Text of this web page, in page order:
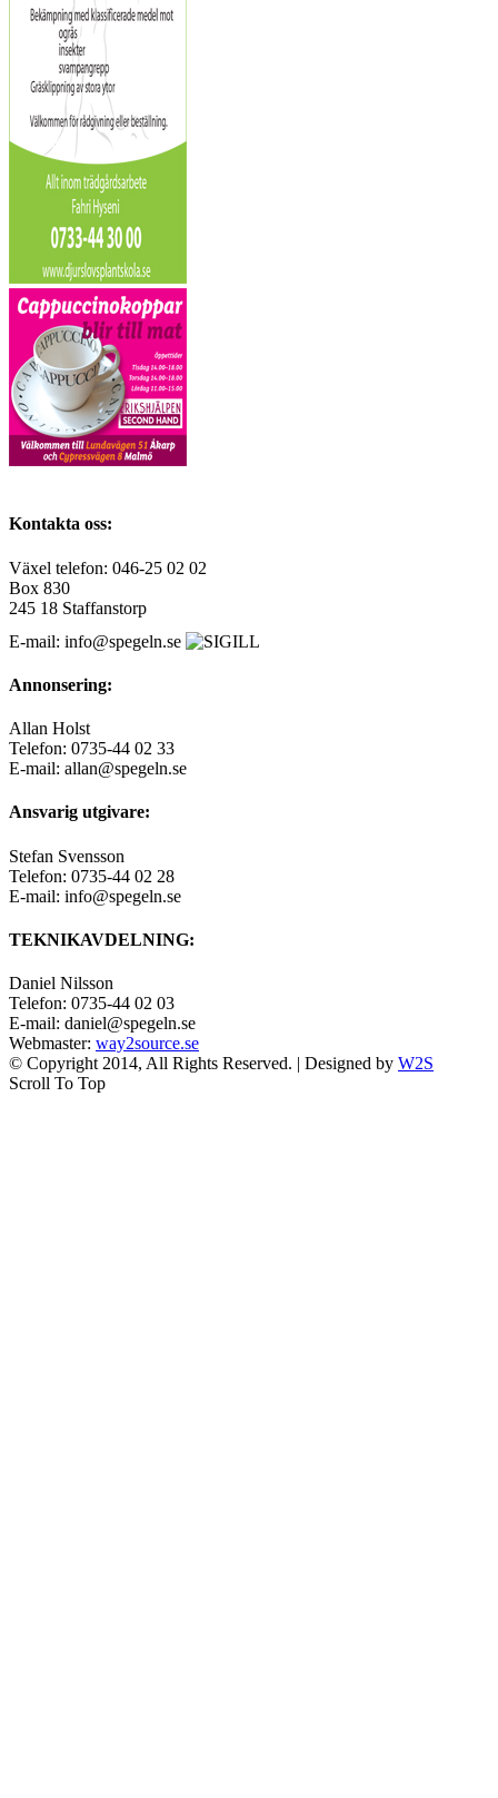
Kontakta oss:
Växel telefon: 046-25 02 02
Box 830
245 18 Staffanstorp
E-mail: info@spegeln.se
Annonsering:
Allan Holst
Telefon: 0735-44 02 33
E-mail: allan@spegeln.se
Ansvarig utgivare:
Stefan Svensson
Telefon: 0735-44 02 28
E-mail: info@spegeln.se
TEKNIKAVDELNING:
Daniel Nilsson
Telefon: 0735-44 02 03
E-mail: daniel@spegeln.se
Webmaster: way2source.se
© Copyright 2014, All Rights Reserved. | Designed by W2S
Scroll To Top